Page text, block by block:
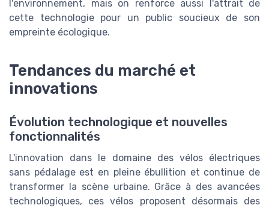
l'environnement, mais on renforce aussi l'attrait de
cette technologie pour un public soucieux de son
empreinte écologique.
Tendances du marché et
innovations
Évolution technologique et nouvelles
fonctionnalités
L'innovation dans le domaine des vélos électriques
sans pédalage est en pleine ébullition et continue de
transformer la scène urbaine. Grâce à des avancées
technologiques, ces vélos proposent désormais des